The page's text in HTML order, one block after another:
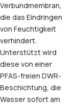
Verbundmembran,
die das Eindringen
von Feuchtigkeit
verhindert.
Unterstützt wird
diese von einer
PFAS-freien DWR-
Beschichtung, die
Wasser sofort am